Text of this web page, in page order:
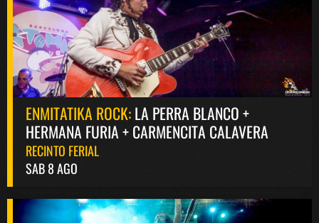
ENMITATIKA ROCK:LA PERRA BLANCO +
HERMANA FURIA + CARMENCITA CALAVERA
RECINTO FERIAL
SAB 8 AGO